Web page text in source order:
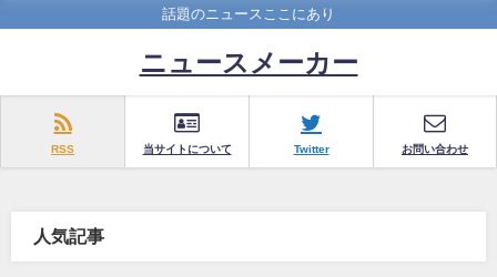
話題のニュースここにあり
ニュースメーカー
RSS 当サイトについて Twitter お問い合わせ
人気記事